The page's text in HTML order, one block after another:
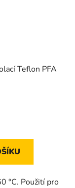
Teflon PFA
°C. Použití pro